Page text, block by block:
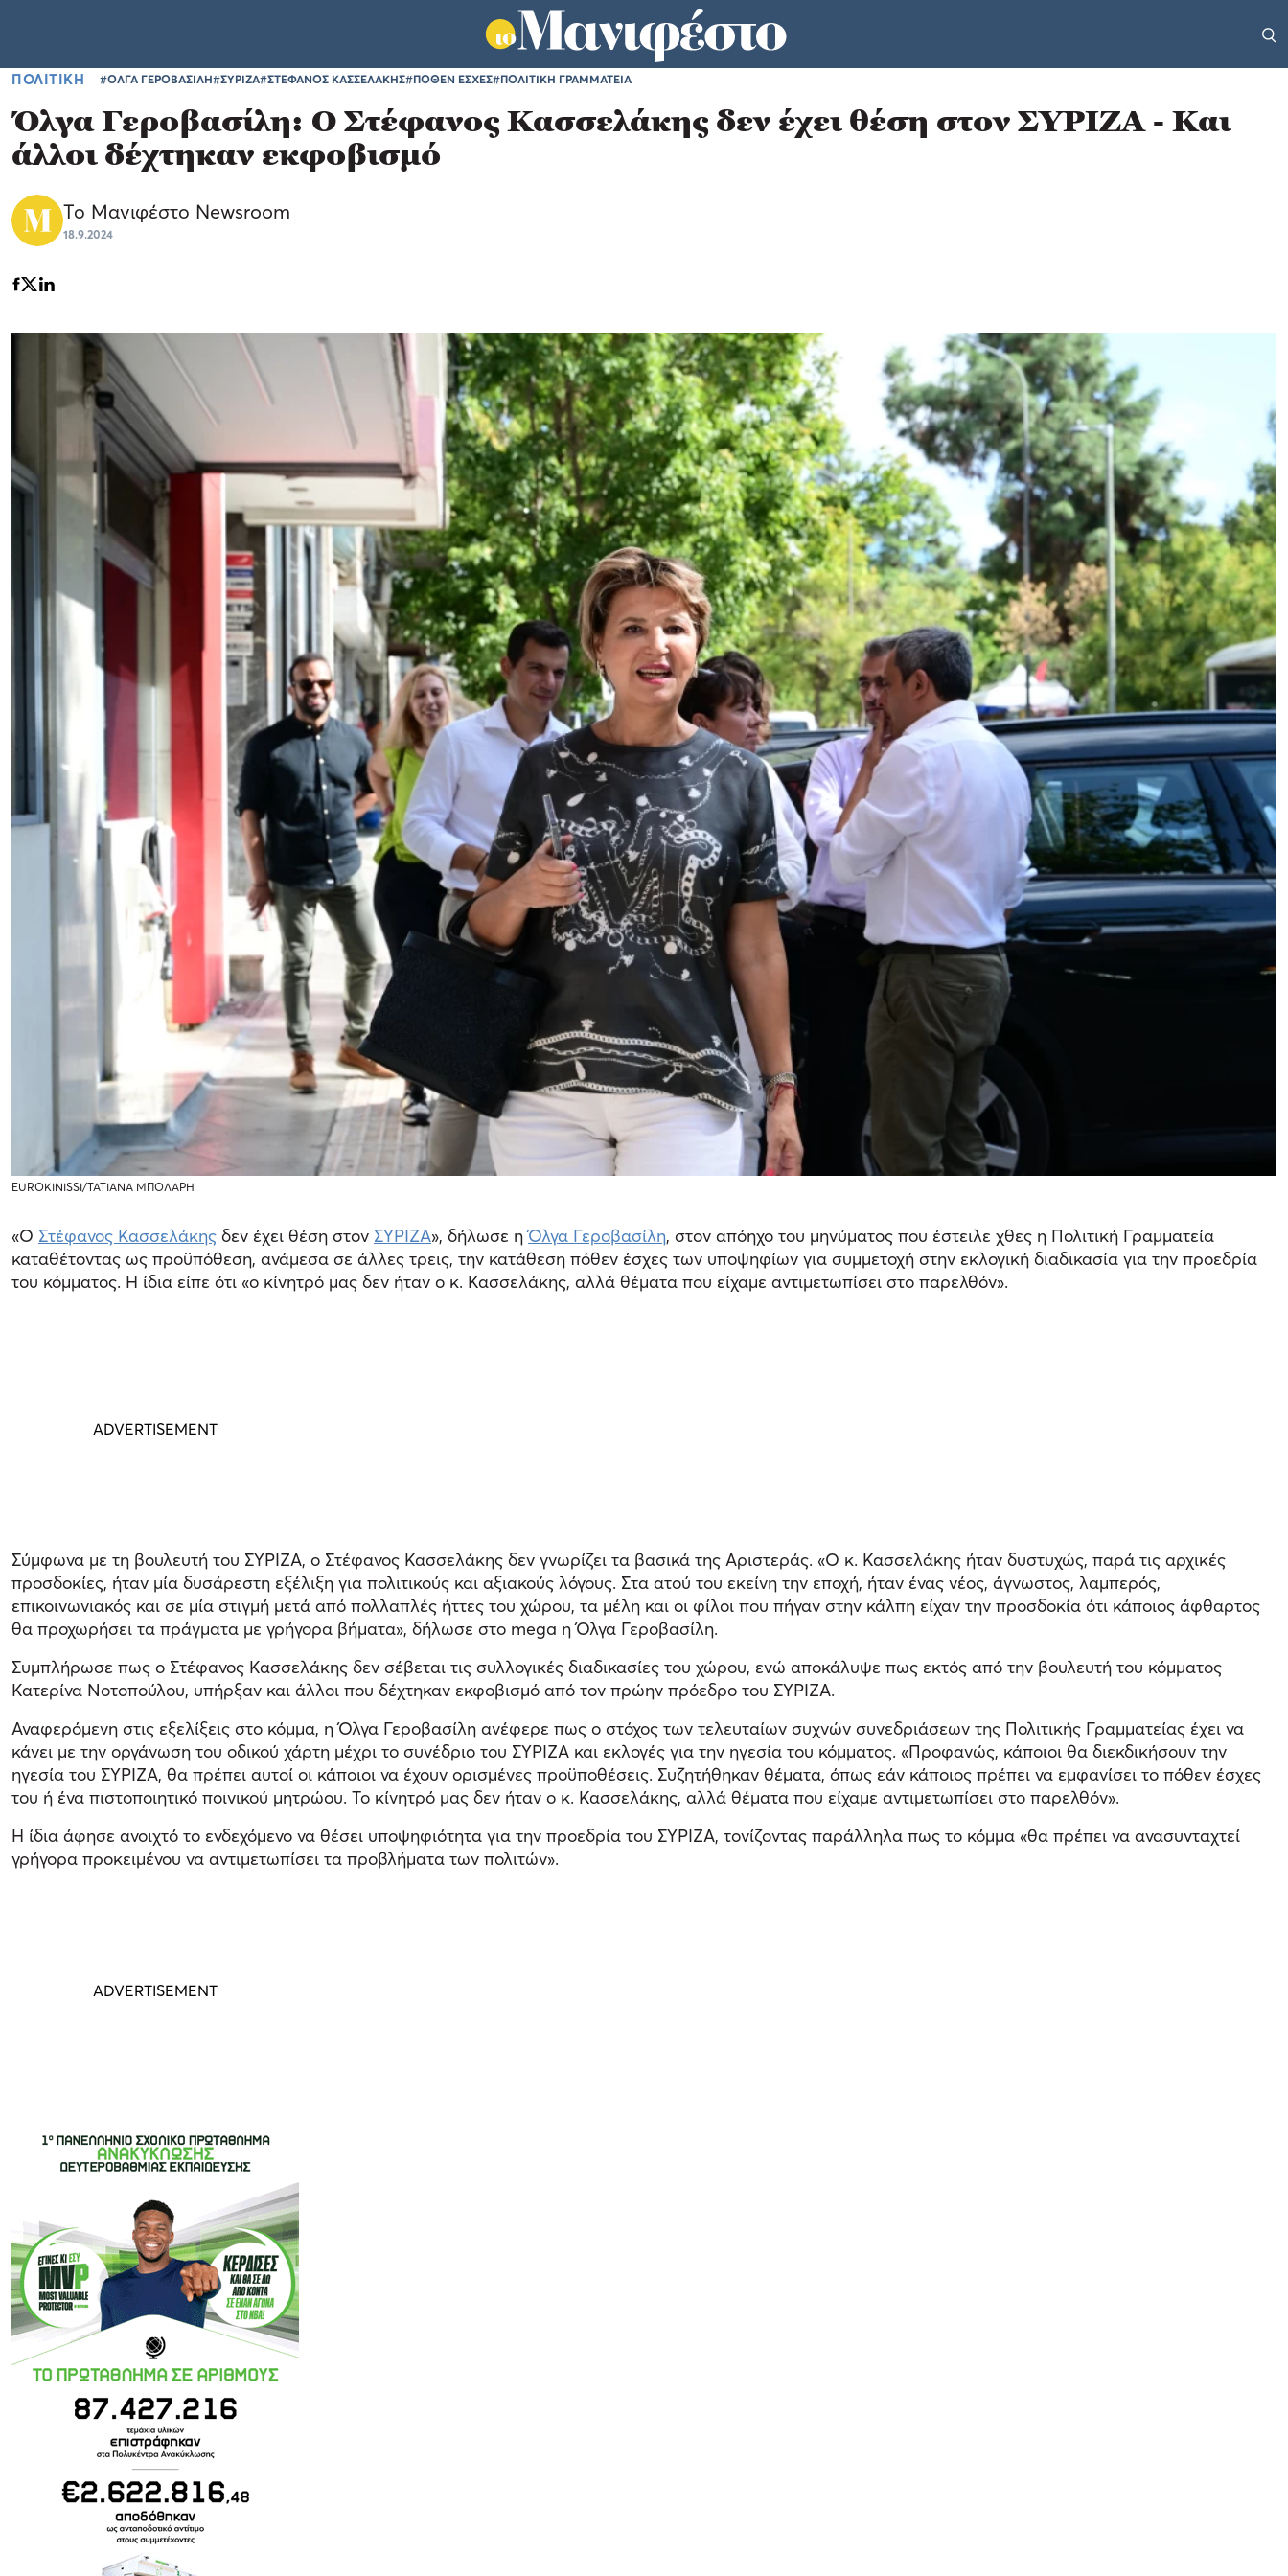
ΠΟΛΙΤΙΚΗ #ΟΛΓΑ ΓΕΡΟΒΑΣΙΛΗ#ΣΥΡΙΖΑ#ΣΤΕΦΑΝΟΣ ΚΑΣΣΕΛΑΚΗΣ#ΠΟΘΕΝ ΕΣΧΕΣ#ΠΟΛΙΤΙΚΗ ΓΡΑΜΜΑΤΕΙΑ
Όλγα Γεροβασίλη: Ο Στέφανος Κασσελάκης δεν έχει θέση στον ΣΥΡΙΖΑ - Και
άλλοι δέχτηκαν εκφοβισμό
Το Μανιφέστο Newsroom
18.9.2024
EUROKINISSI/ΤΑΤΙΑΝΑ ΜΠΟΛΑΡΗ
«Ο Στέφανος Κασσελάκης δεν έχει θέση στον ΣΥΡΙΖΑ», δήλωσε ηΌλγα Γεροβασίλη, στον απόηχο του μηνύματος που έστειλε χθες η Πολιτική Γραμματεία
καταθέτοντας ως προϋπόθεση, ανάμεσα σε άλλες τρεις, την κατάθεση πόθεν έσχες των υποψηφίων για συμμετοχή στην εκλογική διαδικασία για την προεδρία
του κόμματος. Η ίδια είπε ότι «ο κίνητρό μας δεν ήταν ο κ. Κασσελάκης, αλλά θέματα που είχαμε αντιμετωπίσει στο παρελθόν».
Σύμφωνα με τη βουλευτή του ΣΥΡΙΖΑ, ο Στέφανος Κασσελάκης δεν γνωρίζει τα βασικά της Αριστεράς. «Ο κ. Κασσελάκης ήταν δυστυχώς, παρά τις αρχικές
προσδοκίες, ήταν μία δυσάρεστη εξέλιξη για πολιτικούς και αξιακούς λόγους. Στα ατού του εκείνη την εποχή, ήταν ένας νέος, άγνωστος, λαμπερός,
επικοινωνιακός και σε μία στιγμή μετά από πολλαπλές ήττες του χώρου, τα μέλη και οι φίλοι που πήγαν στην κάλπη είχαν την προσδοκία ότι κάποιος άφθαρτος
θα προχωρήσει τα πράγματα με γρήγορα βήματα», δήλωσε στο mega η Όλγα Γεροβασίλη.
Συμπλήρωσε πως ο Στέφανος Κασσελάκης δεν σέβεται τις συλλογικές διαδικασίες του χώρου, ενώ αποκάλυψε πως εκτός από την βουλευτή του κόμματος
Κατερίνα Νοτοπούλου, υπήρξαν και άλλοι που δέχτηκαν εκφοβισμό από τον πρώην πρόεδρο του ΣΥΡΙΖΑ.
Αναφερόμενη στις εξελίξεις στο κόμμα, η Όλγα Γεροβασίλη ανέφερε πως ο στόχος των τελευταίων συχνών συνεδριάσεων της Πολιτικής Γραμματείας έχει να
κάνει με την οργάνωση του οδικού χάρτη μέχρι το συνέδριο του ΣΥΡΙΖΑ και εκλογές για την ηγεσία του κόμματος. «Προφανώς, κάποιοι θα διεκδικήσουν την
ηγεσία του ΣΥΡΙΖΑ, θα πρέπει αυτοί οι κάποιοι να έχουν ορισμένες προϋποθέσεις. Συζητήθηκαν θέματα, όπως εάν κάποιος πρέπει να εμφανίσει το πόθεν έσχες
του ή ένα πιστοποιητικό ποινικού μητρώου. Το κίνητρό μας δεν ήταν ο κ. Κασσελάκης, αλλά θέματα που είχαμε αντιμετωπίσει στο παρελθόν».
Η ίδια άφησε ανοιχτό το ενδεχόμενο να θέσει υποψηφιότητα για την προεδρία του ΣΥΡΙΖΑ, τονίζοντας παράλληλα πως το κόμμα «θα πρέπει να ανασυνταχτεί
γρήγορα προκειμένου να αντιμετωπίσει τα προβλήματα των πολιτών».